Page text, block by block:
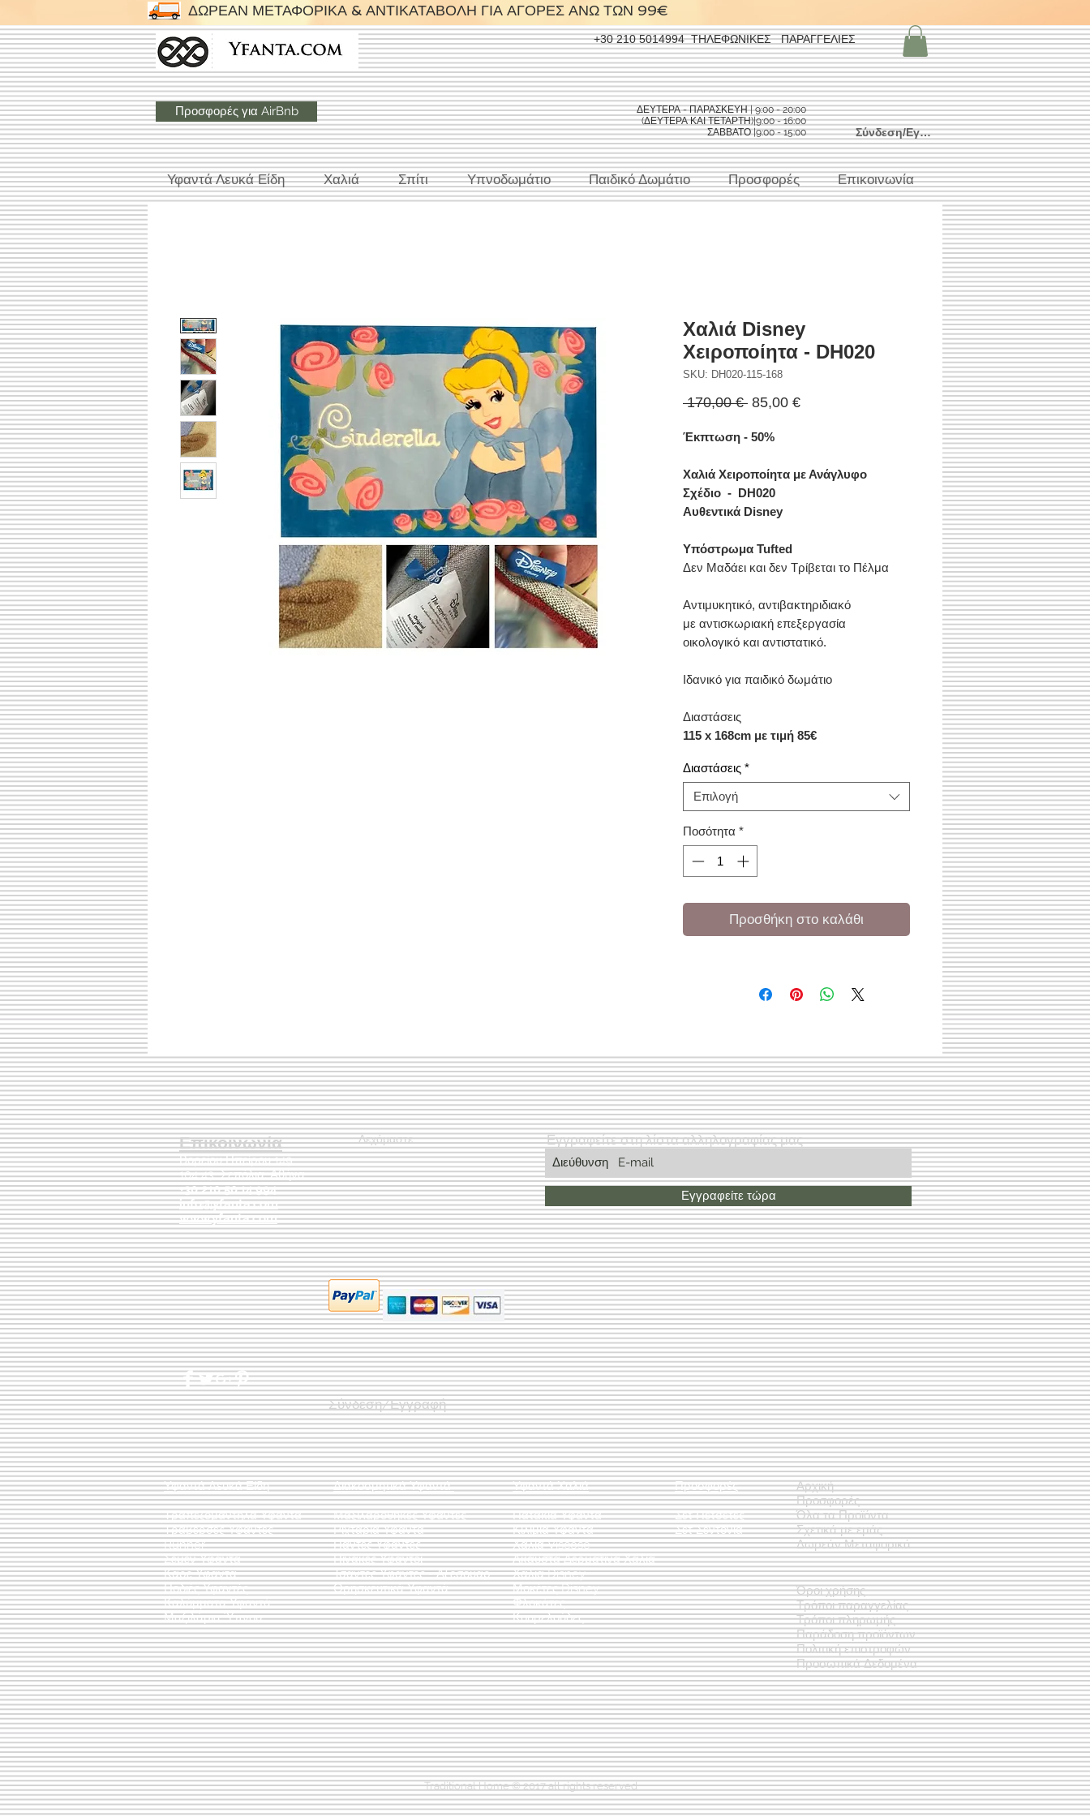
ΔΩΡΕΑΝ ΜΕΤΑΦΟΡΙΚΑ & ΑΝΤΙΚΑΤΑΒΟΛΗ ΓΙΑ ΑΓΟΡΕΣ ΑΝΩ ΤΩΝ 99€
+30 210 5014994 ΤΗΛΕΦΩΝΙΚΕΣ ΠΑΡΑΓΓΕΛΙΕΣ
Προσφορές για AirBnb
ΔΕΥΤΕΡΑ - ΠΑΡΑΣΚΕΥΗ | 9:00 - 20:00
(ΔΕΥΤΕΡΑ ΚΑΙ ΤΕΤΑΡΤΗ)|9:00 - 16:00
ΣΑΒΒΑΤΟ |9:00 - 15:00
Σύνδεση/Εγγραφή
Υφαντά Λευκά Είδη Χαλιά Σπίτι Υπνοδωμάτιο Παιδικό Δωμάτιο Προσφορές Επικοινωνία
Χαλιά Disney
Χειροποίητα - DH020
SKU: DH020-115-168
170,00 € Κανονική
85,00 €Τιμή
Έκπτωση - 50%
Χαλιά Χειροποίητα με Ανάγλυφο
Σχέδιο - DH020
Αυθεντικά Disney
Υπόστρωμα Tufted
Δεν Μαδάει και δεν Τρίβεται το Πέλμα
Αντιμυκητικό, αντιβακτηριδιακό
με αντισκωριακή επεξεργασία
οικολογικό και αντιστατικό.
Ιδανικό για παιδικό δωμάτιο
Διαστάσεις
115 x 168cm με τιμή 85€
Διαστάσεις *
Επιλογή
Ποσότητα *
Προσθήκη στο καλάθι
Επικοινωνία
Βορείου Ηπείρου 149
104 43Σεπόλια,Αθήνα
+30 210 50.14.994
info@yfanta.com
www.yfanta.com
Δεχόμαστε Εγγραφείτε στη λίστα αλληλογραφίας μας
Εγγραφείτε τώρα
Σύνδεση/Εγγραφή
Όροι χρήσης
Τρόποι παραγγελίας
Τρόποι πληρωμής
Παράδοση προϊόντων
Πολιτική επιστροφών
Προσωπικά Δεδομένα
Διακοσμητικά Υφαντά
Μαξιλαροθήκες Υφαντές
Ριχτάρια Υφαντά
Πάντες Υφαντές
Πίνακες Υφαντοί
Τσάντες Υφαντές - Αξεσουάρ
Θρησκευτικά Υφαντά
Υφαντά Λευκά Είδη
Τραπεζομάντηλα Υφαντά
Τραβέρσες Υφαντές
Runner
Σεμέν Υφαντά
Καρέ Υφαντά
Ποδιές Υφαντές
Καλύμματα Υφαντά
Μαξιλάρια Ύπνου
Προσφορές
Σετ Πετσέτες
Σετ Σεντόνια
Αρχική
Προσφορές
Όλα τα Προϊόντα
Σχετικά με εμάς
Δωρεάν Μεταφορικά
Υφαντά Χαλιά
Πατάκια Υφαντά
Κιλίμια Υφαντά
Χαλιά Viscose
Άκαυστα Δερμάτινα Χαλιά
Χαλιά Disney
Μοκέτες Disney
Φλοκάτες
Κουρελούδες
Traditional Home © 2017 all rights reserved